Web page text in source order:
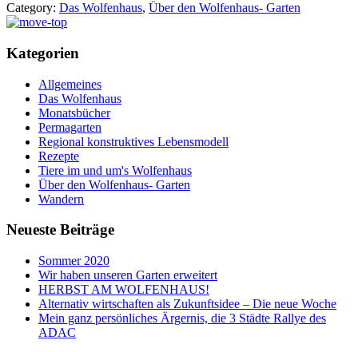
Category: Das Wolfenhaus, Über den Wolfenhaus- Garten
Kategorien
Allgemeines
Das Wolfenhaus
Monatsbücher
Permagarten
Regional konstruktives Lebensmodell
Rezepte
Tiere im und um's Wolfenhaus
Über den Wolfenhaus- Garten
Wandern
Neueste Beiträge
Sommer 2020
Wir haben unseren Garten erweitert
HERBST AM WOLFENHAUS!
Alternativ wirtschaften als Zukunftsidee – Die neue Woche
Mein ganz persönliches Ärgernis, die 3 Städte Rallye des
ADAC